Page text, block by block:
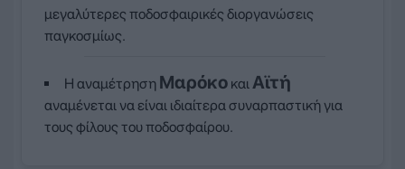
μεγαλύτερες ποδοσφαιρικές διοργανώσεις
παγκοσμίως.
Η αναμέτρηση Μαρόκο και Αϊτή
αναμένεται να είναι ιδιαίτερα συναρπαστική για
τους φίλους του ποδοσφαίρου.